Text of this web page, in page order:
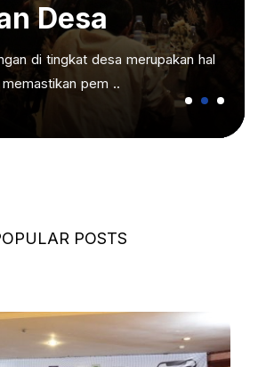
Desa
di tingkat desa merupakan hal
pem ..
POSTS